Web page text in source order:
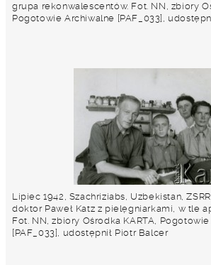
grupa rekonwalescentów. Fot. NN, zbiory
Pogotowie Archiwalne [PAF_033],
Lipiec 1942, Szachriziabs, Uzbekistan,
doktor Paweł Katz z pielęgniarkami, w tle
Fot. NN, zbiory Ośrodka KARTA,
[PAF_033], udostępnił Piotr Balcer